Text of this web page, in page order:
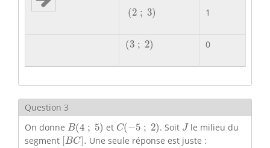
(2 ; 3)
(2 3) 1
(3 ; 2)
(3 2) 0
Question 3
On donne B(4 ; 5)
B(4; 5 ) et C(−5 ; 2)
C(− 5; 2 ) . Soit Jle milieu du
segment BC] .
[BC] Une seule réponse est juste :